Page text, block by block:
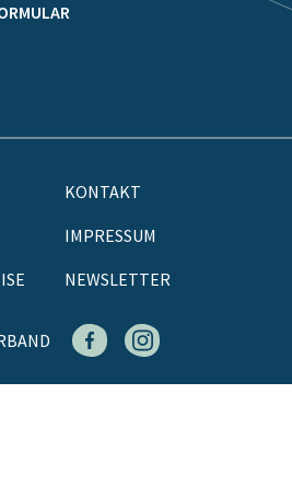
KONTAKT
IMPRESSUM
NEWSLETTER